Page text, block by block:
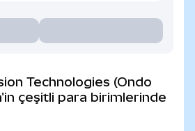
Technologies (Ondo
çeşitli para birimlerinde